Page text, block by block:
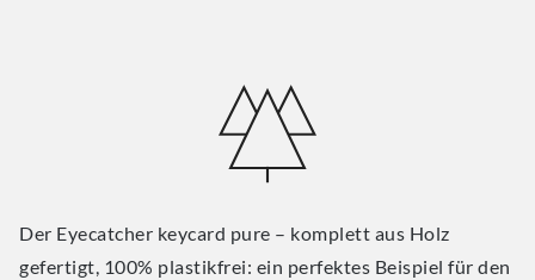
Der Eyecatcher keycard pure – komplett aus Holz
gefertigt, 100% plastikfrei: ein perfektes Beispiel für den